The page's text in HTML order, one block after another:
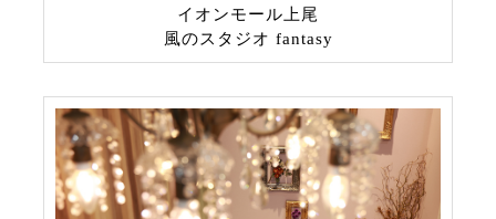
イオンモール上尾
風のスタジオ fantasy